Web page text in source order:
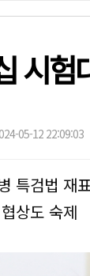
시
05-12 22:09:03
특검법 재
상도 숙제